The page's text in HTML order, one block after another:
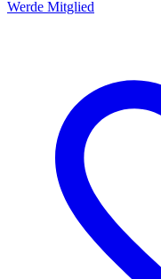
Werde Mitglied